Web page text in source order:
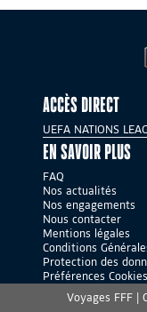
ACCÈS DIRECT
UEFA NATIONS
EN SAVOIR PLUS
FAQ
Nos actualités
Nos engagements
Nous contacter
Mentions légales
Conditions
Protection des
Préférences Cookies
Voyages FFF |